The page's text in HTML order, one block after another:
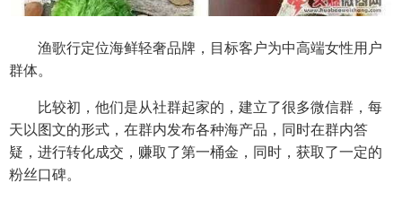
渔歌行定位海鲜轻奢品牌，目标客户为中高端女性用户
群体。
比较初，他们是从社群起家的，建立了很多微信群，每
天以图文的形式，在群内发布各种海产品，同时在群内答
疑，进行转化成交，赚取了第一桶金，同时，获取了一定的
粉丝口碑。